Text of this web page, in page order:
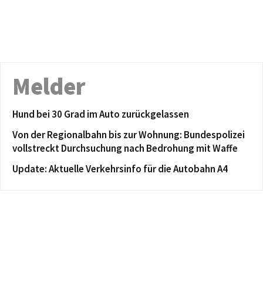
Melder
Hund bei 30 Grad im Auto zurückgelassen
Von der Regionalbahn bis zur Wohnung: Bundespolizei
vollstreckt Durchsuchung nach Bedrohung mit Waffe
Update: Aktuelle Verkehrsinfo für die Autobahn A4